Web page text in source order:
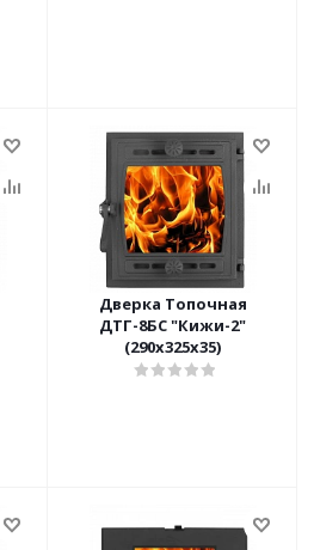
Дверка Топочная
ДТГ-8БС "Кижи-2"
(290х325х35)